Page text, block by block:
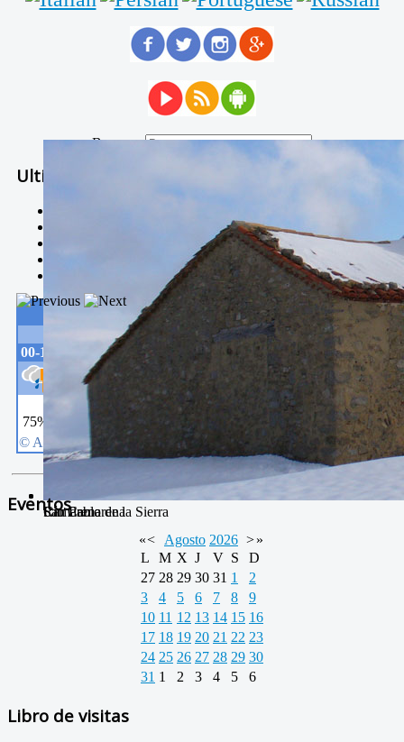
Buscar...
Río Camarena
Camarena de la Sierra
San Pablo
Ultimas Noticias
La estación de esquí de Javalambre abrirán este sábado
Larga vida a las escuelas
Eventos
«< Agosto 2026 >»
L
M X J V S
D
27 28 29 30 31 1
2
3
4 5 6 7 8
9
10 11 12 13 14 15 16
17 18 19 20 21 22 23
24 25 26 27 28 29 30
31 1 2 3 4 5 6
Libro de visitas